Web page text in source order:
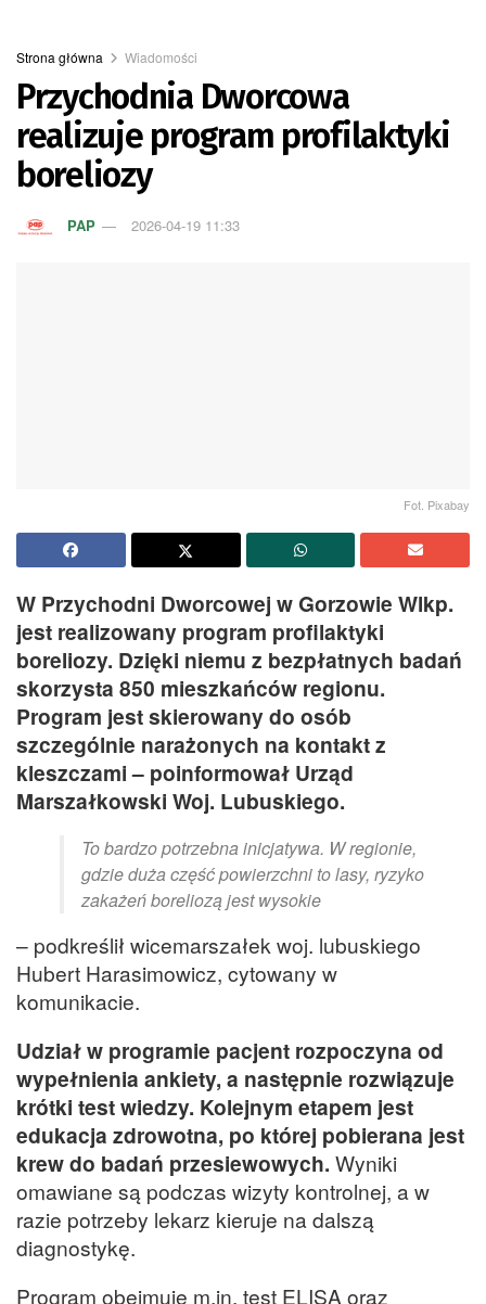
Strona główna Wiadomości
Przychodnia Dworcowa
realizuje program profilaktyki
boreliozy
PAP 2026-04-19 11:33
Fot. Pixabay
W Przychodni Dworcowej w Gorzowie Wlkp.
jest realizowany program profilaktyki
boreliozy. Dzięki niemu z bezpłatnych badań
skorzysta 850 mieszkańców regionu.
Program jest skierowany do osób
szczególnie narażonych na kontakt z
kleszczami – poinformował Urząd
Marszałkowski Woj. Lubuskiego.
To bardzo potrzebna inicjatywa. W regionie,
gdzie duża część powierzchni to lasy, ryzyko
zakażeń boreliozą jest wysokie
– podkreślił wicemarszałek woj. lubuskiego
Hubert Harasimowicz, cytowany w
komunikacie.
Udział w programie pacjent rozpoczyna od
wypełnienia ankiety, a następnie rozwiązuje
krótki test wiedzy. Kolejnym etapem jest
edukacja zdrowotna, po której pobierana jest
krew do badań przesiewowych. Wyniki
omawiane są podczas wizyty kontrolnej, a w
razie potrzeby lekarz kieruje na dalszą
diagnostykę.
Program obejmuje m.in. test ELISA oraz